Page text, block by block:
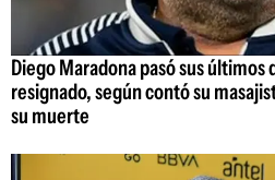
Diego Maradona pasó sus últimos
resignado, según contó su
su muerte